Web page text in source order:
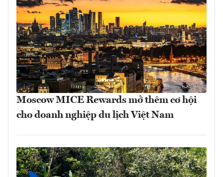
Moscow MICE Rewards mở thêm cơ hội
cho doanh nghiệp du lịch Việt Nam